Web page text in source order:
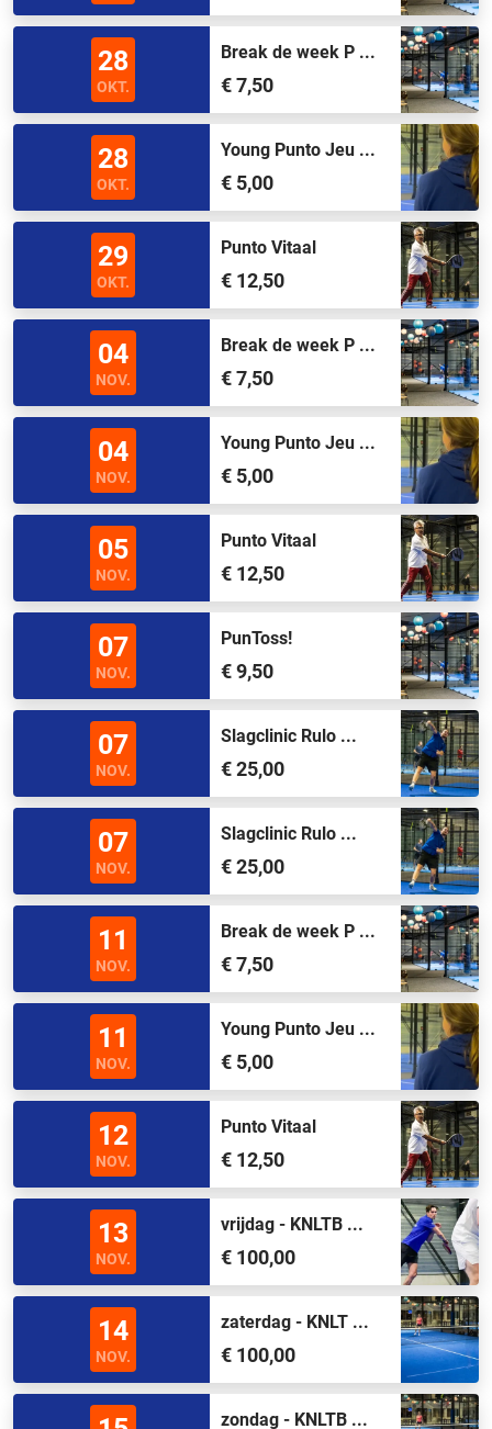
28
OKT.
Break de week P ...
€ 7,50
28
OKT.
Young Punto Jeu ...
€ 5,00
29
OKT.
Punto Vitaal
€ 12,50
04
NOV.
Break de week P ...
€ 7,50
04
NOV.
Young Punto Jeu ...
€ 5,00
05
NOV.
Punto Vitaal
€ 12,50
07
NOV.
PunToss!
€ 9,50
07
NOV.
Slagclinic Rulo ...
€ 25,00
07
NOV.
Slagclinic Rulo ...
€ 25,00
11
NOV.
Break de week P ...
€ 7,50
11
NOV.
Young Punto Jeu ...
€ 5,00
12
NOV.
Punto Vitaal
€ 12,50
13
NOV.
vrijdag - KNLTB ...
€ 100,00
14
NOV.
zaterdag - KNLT ...
€ 100,00
zondag - KNLTB ...